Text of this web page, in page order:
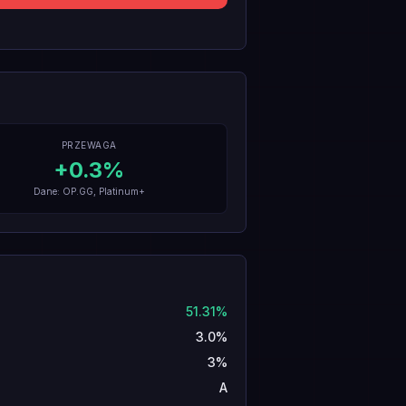
PRZEWAGA
+0.3%
Dane: OP.GG, Platinum+
51.31%
3.0%
3%
A